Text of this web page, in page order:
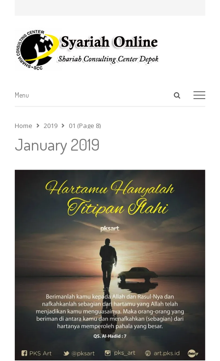
Open
Menu
Menu
Home 2019 01 (Page 8)
January 2019